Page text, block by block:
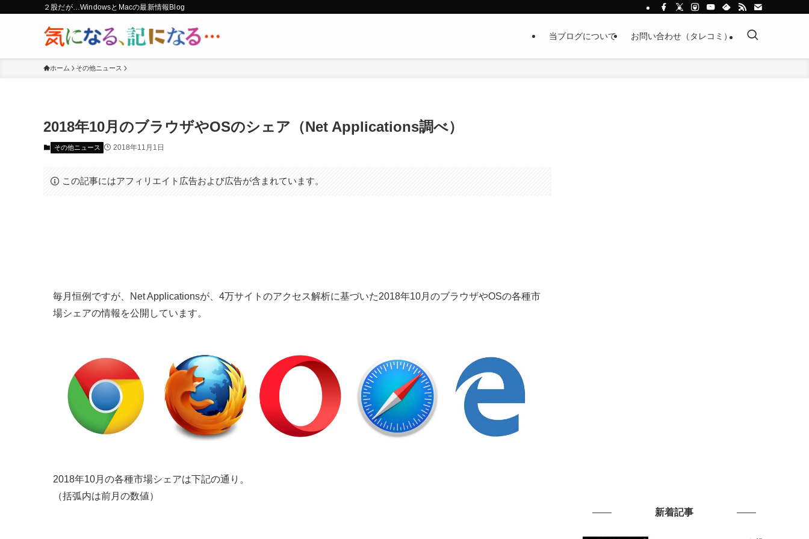
２股だが…WindowsとMacの最新情報Blog
当ブログについて お問い合わせ（タレコミ）
ホーム その他ニュース
2018年10月のブラウザやOSのシェア（Net Applications調べ）
その他ニュース 2018年11月1日
この記事にはアフィリエイト広告および広告が含まれています。
毎月恒例ですが、Net Applicationsが、4万サイトのアクセス解析に基づいた2018年10月のブラウザやOSの各種市
場シェアの情報を公開しています。
2018年10月の各種市場シェアは下記の通り。
（括弧内は前月の数値）
新着記事